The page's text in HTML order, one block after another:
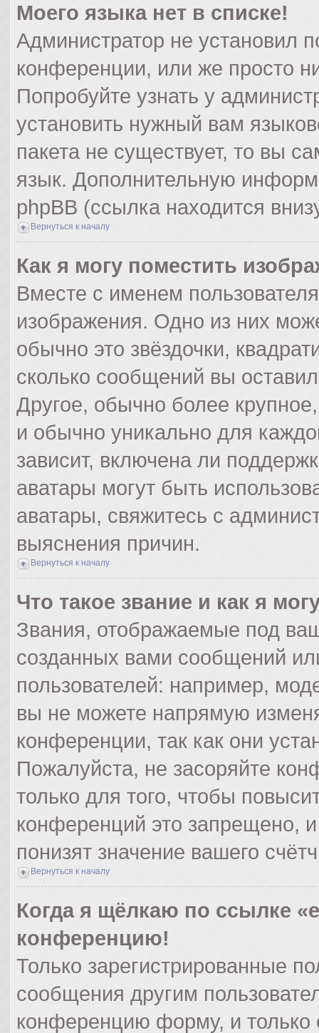
Моего языка нет в списке!
Администратор не установил
конференции, или же просто
Попробуйте узнать у
установить нужный вам
пакета не существует, то вы
язык. Дополнительную
phpBB (ссылка находится
Вернуться к началу
Как я могу поместить
Вместе с именем
изображения. Одно из них
обычно это звёздочки,
сколько сообщений вы
Другое, обычно более
и обычно уникально для
зависит, включена ли
аватары могут быть
аватары, свяжитесь с
выяснения причин.
Вернуться к началу
Что такое звание и как я
Звания, отображаемые под
созданных вами сообщений
пользователей: например,
вы не можете напрямую
конференции, так как они
Пожалуйста, не засоряйте
только для того, чтобы
конференций это запрещено,
понизят значение вашего
Вернуться к началу
Когда я щёлкаю по ссылке
конференцию!
Только зарегистрированные
сообщения другим
конференцию форму, и только